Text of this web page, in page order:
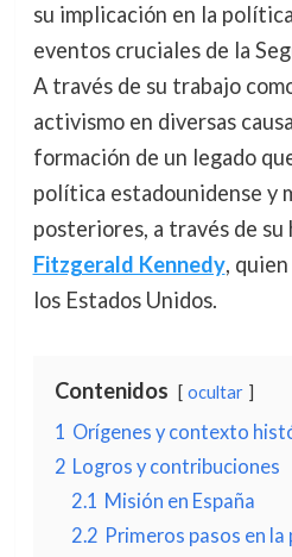
su implicación en la
eventos cruciales de la
A través de su trabajo
activismo en diversas
formación de un legado
política estadounidense y
posteriores, a través de su
Fitzgerald Kennedy,
los Estados Unidos.
Contenidos ocultar
1 Orígenes y contexto
2 Logros y contribuciones
2.1 Misión en España
2.2 Primeros pasos en